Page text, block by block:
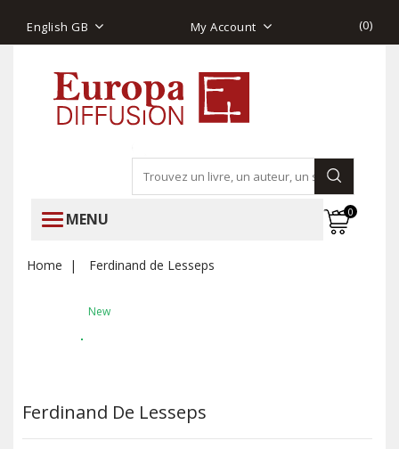
English GB My Account (0)
MENU 0
Home Ferdinand de Lesseps
New
Ferdinand De Lesseps